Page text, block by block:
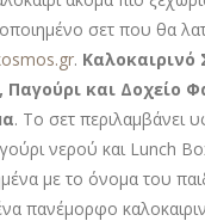
σετ που θα
. Καλοκαιρινό
και Δοχείο
. Το σετ περιλαμβάνει
νερού και Lunch
με το όνομα του
πανέμορφο